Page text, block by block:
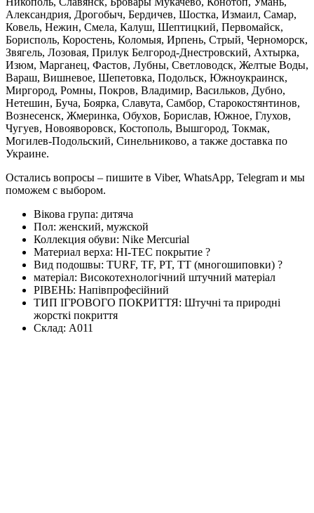
Александрия, Дрогобыч, Бердичев, Шостка, Измаил, Самар,
Ковель, Нежин, Смела, Калуш, Шептицкий, Первомайск,
Борисполь, Коростень, Коломыя, Ирпень, Стрый, Черноморск,
Звягель, Лозовая, Прилук Белгород-Днестровский, Ахтырка,
Изюм, Марганец, Фастов, Лубны, Светловодск, Желтые Воды,
Вараш, Вишневое, Шепетовка, Подольск, Южноукраинск,
Миргород, Ромны, Покров, Владимир, Васильков, Дубно,
Нетешин, Буча, Боярка, Славута, Самбор, Старокостянтинов,
Вознесенск, Жмеринка, Обухов, Борислав, Южное, Глухов,
Чугуев, Новояворовск, Костополь, Вышгород, Токмак,
Могилев-Подольский, Синельниково, а также доставка по
Украине.
Остались вопросы – пишите в Viber, WhatsApp, Telegram и мы
поможем с выбором.
Вікова група: дитяча
Пол: женский, мужской
Коллекция обуви: Nike Mercurial
Материал верха: HI-TEC покрытие ?
Вид подошвы: TURF, TF, PT, TT (многошиповки) ?
матеріал: Високотехнологічний штучний матеріал
РІВЕНЬ: Напівпрофесійний
ТИП ІГРОВОГО ПОКРИТТЯ: Штучні та природні
жорсткі покриття
Склад: А011